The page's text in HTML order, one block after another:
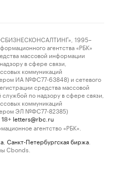
1995–
агентства «РБК»
массовой информации
в сфере связи,
коммуникаций
ИА №ФС77-63848) и сетевого
средства массовой
по надзору в сфере связи,
коммуникаций
ЭЛ №ФС77-82385)
18+ letters@rbc.ru
агентство «РБК».
Санкт-Петербургская биржа
Cbonds.